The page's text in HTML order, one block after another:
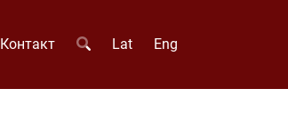
Контакт Lat Eng